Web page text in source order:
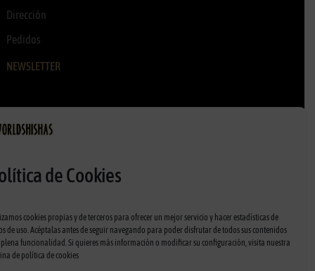
de Cookies
cookies propias y de terceros para ofrecer un mejor servicio y hacer estadísticas de
de uso. Acéptalas antes de seguir navegando para poder disfrutar de todos sus contenidos
funcionalidad. Si quieres más información o modificar su configuración, visita nuestra
de política de cookies
Dirección
Pedidos
NEWSLETTER
Política de puntos
Política de cookies